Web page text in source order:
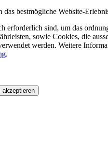
bestmögliche Website-
erforderlich sind, um das
sowie Cookies, die
werden. Weitere
.
akzeptieren